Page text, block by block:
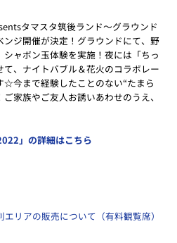
タマスタ筑後ランド～グラウンド
ジ開催が決定！グラウンドにて、野
ャボン玉体験を実施！夜には「ちっ
、ナイトバブル＆花火のコラボレー
☆今まで経験したことのない“たまら
家族やご友人お誘いあわせのうえ、
」の詳細はこちら
リアの販売について（有料観覧席）